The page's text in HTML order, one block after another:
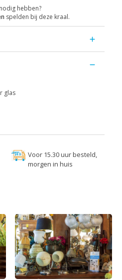
nodig hebben?
spelden bij deze kraal.
glas
Voor 15.30 uur besteld,
morgen in huis